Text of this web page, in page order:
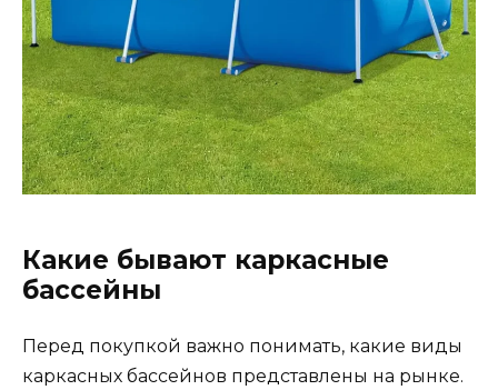
Какие бывают каркасные
бассейны
Перед покупкой важно понимать, какие виды
каркасных бассейнов представлены на рынке.